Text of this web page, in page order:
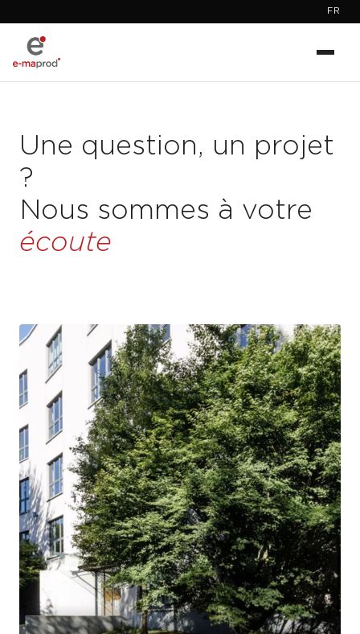
FR
Une question, un projet
?
Nous sommes à votre
écoute